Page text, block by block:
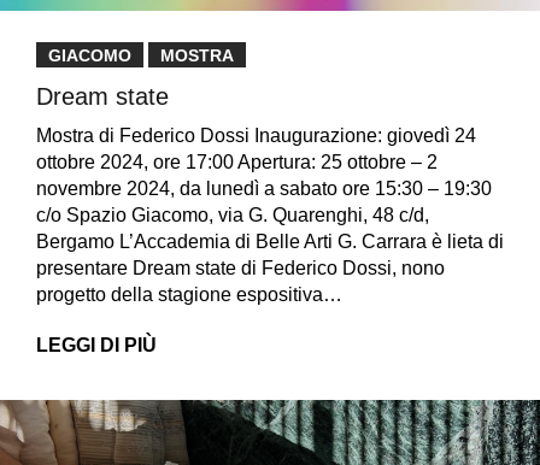
GIACOMO MOSTRA
Dream state
Mostra di Federico Dossi Inaugurazione: giovedì 24
ottobre 2024, ore 17:00 Apertura: 25 ottobre – 2
novembre 2024, da lunedì a sabato ore 15:30 – 19:30
c/o Spazio Giacomo, via G. Quarenghi, 48 c/d,
Bergamo L’Accademia di Belle Arti G. Carrara è lieta di
presentare Dream state di Federico Dossi, nono
progetto della stagione espositiva…
LEGGI DI PIÙ